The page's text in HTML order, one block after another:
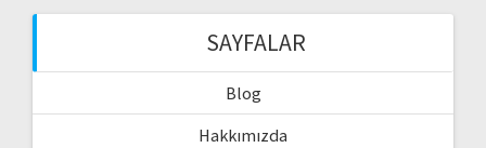
SAYFALAR
Blog
Hakkımızda